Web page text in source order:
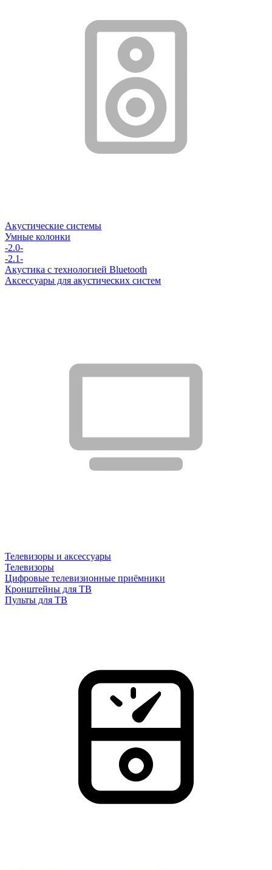
Акустические системы
Умные колонки
-2.0-
-2.1-
Акустика с технологией Bluetooth
Аксессуары для акустических систем
Телевизоры и аксессуары
Телевизоры
Цифровые телевизионные приёмники
Кронштейны для ТВ
Пульты для ТВ